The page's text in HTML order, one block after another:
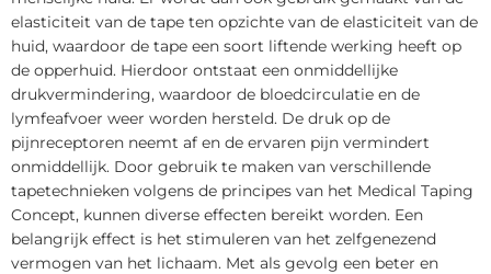
elasticiteit van de tape ten opzichte van de elasticiteit van de
huid, waardoor de tape een soort liftende werking heeft op
de opperhuid. Hierdoor ontstaat een onmiddellijke
drukvermindering, waardoor de bloedcirculatie en de
lymfeafvoer weer worden hersteld. De druk op de
pijnreceptoren neemt af en de ervaren pijn vermindert
onmiddellijk. Door gebruik te maken van verschillende
tapetechnieken volgens de principes van het Medical Taping
Concept, kunnen diverse effecten bereikt worden. Een
belangrijk effect is het stimuleren van het zelfgenezend
vermogen van het lichaam. Met als gevolg een beter en